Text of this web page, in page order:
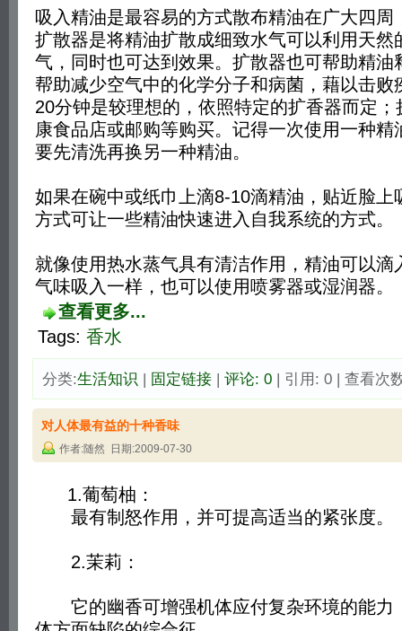
吸入精油是最容易的方式散布精油在广大四周
扩散器是将精油扩散成细致水气可以利用天然
气，同时也可达到效果。扩散器也可帮助精油
帮助减少空气中的化学分子和病菌，藉以击败
20分钟是较理想的，依照特定的扩香器而定
康食品店或邮购等购买。记得一次使用一种精
要先清洗再换另一种精油。
如果在碗中或纸巾上滴8-10滴精油，贴近脸上
方式可让一些精油快速进入自我系统的方式。
就像使用热水蒸气具有清洁作用，精油可以滴
气味吸入一样，也可以使用喷雾器或湿润器。
查看更多...
Tags: 香水
分类:生活知识 | 固定链接| 评论: 0| 引用: 0 | 查看次
对人体最有益的十种香味
作者:随然 日期:2009-07-30
1.葡萄柚：
最有制怒作用，并可提高适当的紧张度。
2.茉莉：
它的幽香可增强机体应付复杂环境的能力